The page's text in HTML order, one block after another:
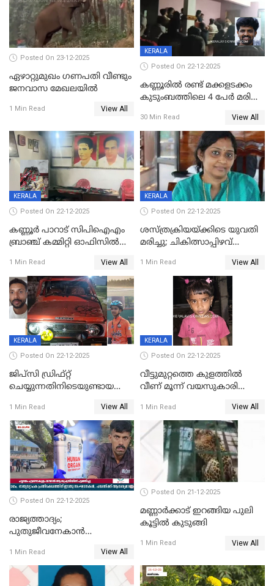
Posted On 23-12-2025
ഏഴാറ്റുമുഖം ഗണപതി വീണ്ടും
ജനവാസ മേഖലയിൽ
1 Min Read View All
KERALA
Posted On 22-12-2025
കണ്ണൂരിൽ രണ്ട് മക്കളടക്കം
കുടുംബത്തിലെ 4 പേർ മരിച്ച
30 Min Read View All
KERALA
Posted On 22-12-2025
കണ്ണൂർ പാറാട് സിപിഐഎം
ബ്രാഞ്ച് കമ്മിറ്റി ഓഫിസിൽ
ചിത്രങ്ങളടക്കം കത്തിയ
നിലയിൽ
1 Min Read View All
KERALA
Posted On 22-12-2025
ശസ്ത്രക്രിയയ്‌ക്കിടെ യുവതി
മരിച്ചു; ചികിത്സാപ്പിഴവ്
സംഭവം മാവേലിക്കരയിൽ
1 Min Read View All
KERALA
Posted On 22-12-2025
ജിപ്സി ഡ്രിഫ്റ്റ്
ചെയ്യുന്നതിനിടെയുണ്ടായ
ദാരുണാന്ത്യം; ജീപ്സി
ഓടിച്ചയാൾ അറസ്റ്റിൽ.
1 Min Read View All
KERALA
Posted On 22-12-2025
വീട്ടുമുറ്റത്തെ കുളത്തിൽ
വീണ് മൂന്ന് വയസുകാരി
1 Min Read View All
Posted On 22-12-2025
രാജ്യത്താദ്യം;
പുതുജീവനേകാൻ
എറണാകുളം സർക്കാർ
ജനറൽ
ആശുപത്രിയിലെത്തിച്ചു
1 Min Read View All
Posted On 21-12-2025
മണ്ണാർക്കാട് ഇറങ്ങിയ പുലി
കൂട്ടിൽ കുടുങ്ങി
1 Min Read View All